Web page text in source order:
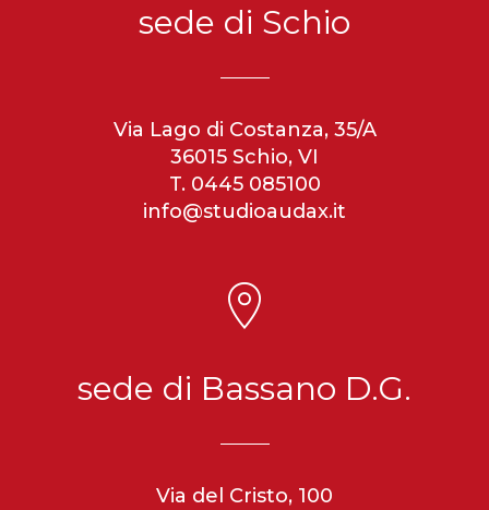
sede di Schio
Via Lago di Costanza, 35/A
36015 Schio, VI
T. 0445 085100
info@studioaudax.it
sede di Bassano D.G.
Via del Cristo, 100